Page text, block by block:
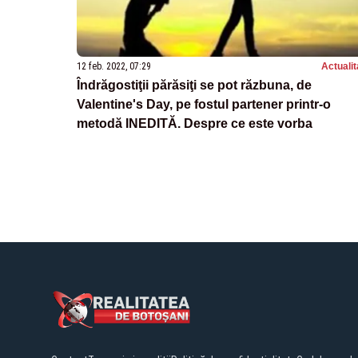
12 feb. 2022, 07:29
Îndrăgostiţii părăsiţi se pot răzbuna, de
Valentine's Day, pe fostul partener printr-o
metodă INEDITĂ. Despre ce este vorba